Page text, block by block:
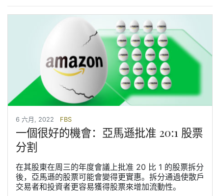
6 六月, 2022 FBS
一個很好的機會：亞馬遜批准 20:1 股票
分割
在其股東在周三的年度會議上批准 20 比 1 的股票拆分
後，亞馬遜的股票可能會變得更實惠。拆分通過使散戶
交易者和投資者更容易獲得股票來增加流動性。